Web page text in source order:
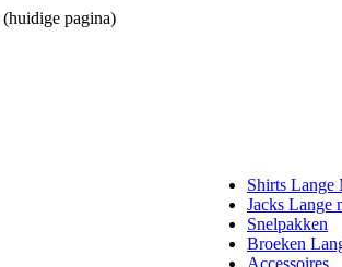
Shirts Lange
Jacks Lange
Snelpakken
Broeken
Accessoires
(huidige pagina)